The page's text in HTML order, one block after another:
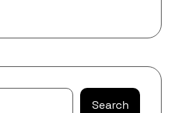
Search